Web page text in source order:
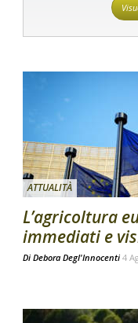
ATTUALITÀ
L’agricoltura
immediati e
Di Debora Degl'Innocenti 4